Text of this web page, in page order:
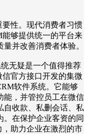
性。现代消费者习惯
够提供统一的平台来
并改善消费者体验。
无疑是一个值得推荐
官方接口开发的集微
软件系统。它能够
能，并管控员工在微信
自收款、私删会话、私
在保护企业客资的同
助力企业在激烈的市